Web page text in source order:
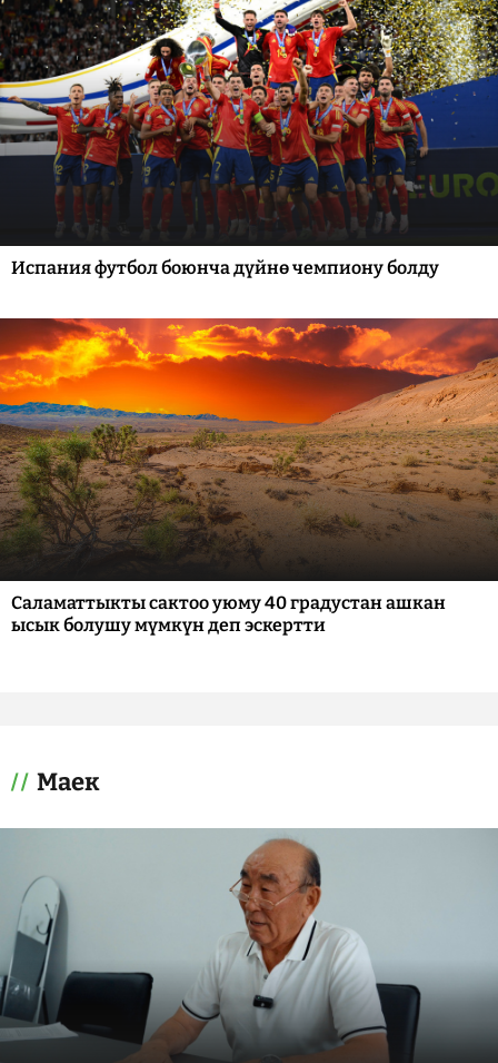
Испания футбол боюнча дүйнө чемпиону болду
Саламаттыкты сактоо уюму 40 градустан ашкан
ысык болушу мүмкүн деп эскертти
Маек